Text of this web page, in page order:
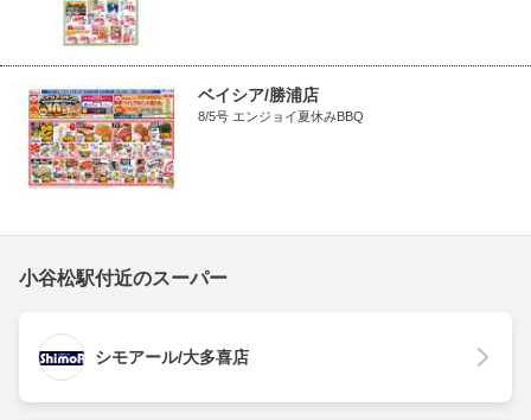
ベイシア/勝浦店
8/5号 エンジョイ夏休みBBQ
小谷松駅付近のスーパー
シモアール/大多喜店